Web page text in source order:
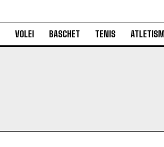
VOLEI BASCHET TENIS